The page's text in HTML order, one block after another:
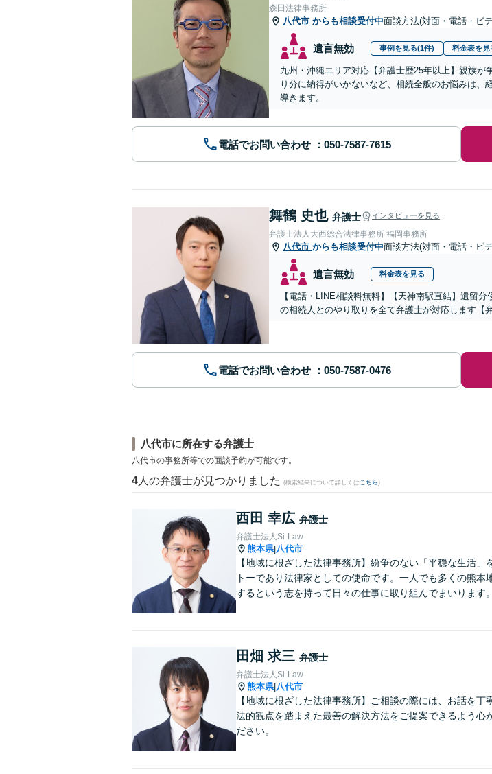
森田法律事務所
八代市 からも相談受付中面談方法(対面・電話・ビ
遺言無効 事例を見る(1件) 料金表を見
九州・沖縄エリア対応【弁護士歴25年以上】親族
り分に納得がいかないなど、相続全般のお悩みは
導きます。
電話でお問い合わせ
舞鶴 史也 弁護士 インタビューを見る
弁護士法人大西総合法律事務所 福岡事務所
八代市 からも相談受付中面談方法(対面・電話・ビ
遺言無効 料金表を見る
【電話・LINE相談料無料】【天神南駅直結】遺留
の相続人とのやり取りを全て弁護士が対応します【
電話でお問い合わせ
八代市に所在する弁護士
八代市の事務所等での面談予約が可能です。
4 人の弁護士が見つかりました (検索結果について詳しくは こちら)
西田 幸広 弁護士
弁護士法人Si-Law
熊本県|八代市
【地域に根ざした法律事務所】紛争のない「平穏な生活
トーであり法律家としての使命です。一人でも多くの熊
するという志を持って日々の仕事に取り組んでまいります。
田畑 求三 弁護士
弁護士法人Si-Law
熊本県|八代市
【地域に根ざした法律事務所】ご相談の際には、お話を
法的観点を踏まえた最善の解決方法をご提案できるよう心
ださい。